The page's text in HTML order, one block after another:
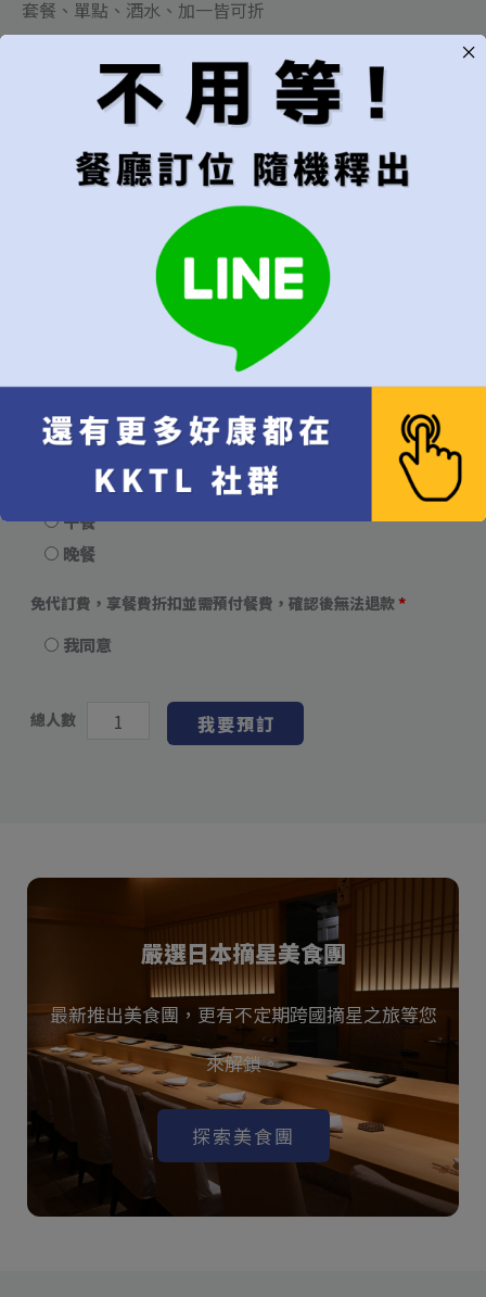
套餐、單點、酒水、加一皆可折
首選用餐日期 第一優先的訂位日期
建議"當週"以上較易成功訂位
只接受指定日期
用餐時段 建議"隨機"較容易成功訂位
隨機（建議）
午餐
晚餐
免代訂費，享餐費折扣並需預付餐費，確認後無法退款*
我同意
總人數 我要預訂
嚴選日本摘星美食團
最新推出美食團，更有不定期跨國摘星之旅等您
來解鎖。
探索美食團